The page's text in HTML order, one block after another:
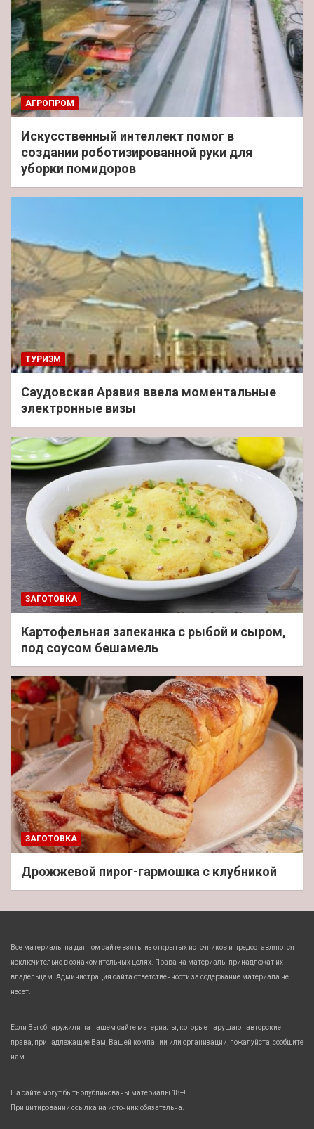
АГРОПРОМ
Искусственный интеллект помог в
создании роботизированной руки для
уборки помидоров
ТУРИЗМ
Саудовская Аравия ввела моментальные
электронные визы
ЗАГОТОВКА
Картофельная запеканка с рыбой и сыром,
под соусом бешамель
ЗАГОТОВКА
Дрожжевой пирог-гармошка с клубникой
Все материалы на данном сайте взяты из открытых источников и предоставляются
исключительно в ознакомительных целях. Права на материалы принадлежат их
владельцам. Администрация сайта ответственности за содержание материала не
несет.
Если Вы обнаружили на нашем сайте материалы, которые нарушают авторские
права, принадлежащие Вам, Вашей компании или организации, пожалуйста, сообщите
нам.
На сайте могут быть опубликованы материалы 18+!
При цитировании ссылка на источник обязательна.